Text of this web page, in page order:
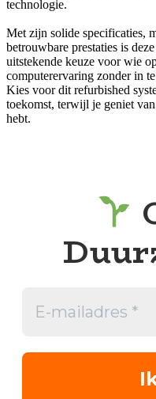
technologie.
Met zijn solide specificaties,
betrouwbare prestaties is
uitstekende keuze voor wie
computerervaring zonder in
Kies voor dit refurbished
toekomst, terwijl je geniet
hebt.